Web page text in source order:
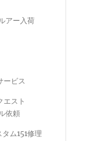
アー入荷
ービス
エスト
依頼
ム151修理